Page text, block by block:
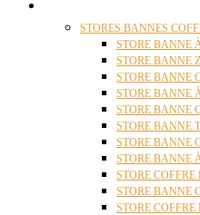
STORES BANNES
STORE BANNE
STORE BANNE
STORE BANNE
STORE BANNE
STORE BANNE
STORE BANNE
STORE BANNE
STORE BANNE
STORE
STORE BANNE
STORE COFFRE